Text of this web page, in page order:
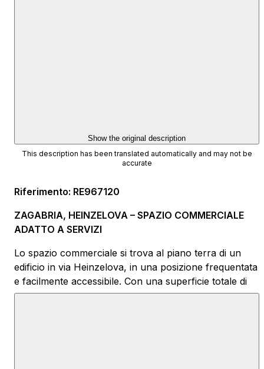
Show the original description
This description has been translated automatically and may not be
accurate
Riferimento: RE967120
ZAGABRIA, HEINZELOVA – SPAZIO COMMERCIALE
ADATTO A SERVIZI
Lo spazio commerciale si trova al piano terra di un
edificio in via Heinzelova, in una posizione frequentata
e facilmente accessibile. Con una superficie totale di
150 m², lo spazio è attualmente organizzato come